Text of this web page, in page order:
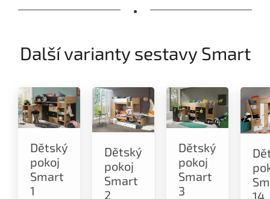
•
Další varianty sestavy Smart
Dětský
pokoj
Smart
1
Dětský
pokoj
Smart
2
Dětský
pokoj
Smart
3
14